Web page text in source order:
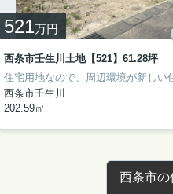
521万円
西条市壬生川土地【521】61.28坪
西条市壬生川
202.59㎡
西条市の